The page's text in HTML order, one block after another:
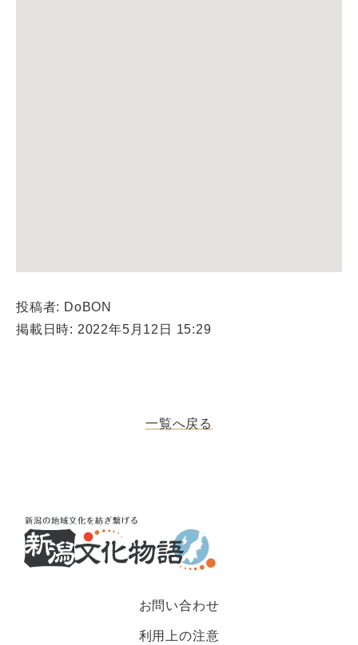
投稿者: DoBON
掲載日時: 2022年5月12日 15:29
一覧へ戻る
お問い合わせ
利用上の注意